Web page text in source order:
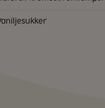
vaniljesukker